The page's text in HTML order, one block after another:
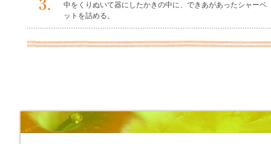
中をくりぬいて器にしたかきの中に、できあがあったシャーベ
ットを詰める。